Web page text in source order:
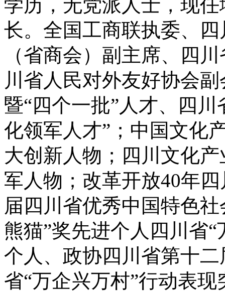
学历，无党派人士，现任
长。 全国工商联执委、
（省商会）副主席、四
川省人民对外友好协会
暨“四个一批”人才、四
化领军人才”；中国文化
大创新人物；四川文化
军人物；改革开放40年
届四川省优秀中国特色
熊猫”奖先进个人四川省
个人、政协四川省第十
省“万企兴万村”行动表